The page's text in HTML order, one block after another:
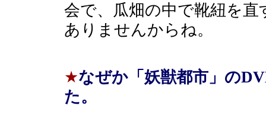
会で、瓜畑の中で靴紐を
ありませんからね。
★なぜか「妖獣都市」の
た。